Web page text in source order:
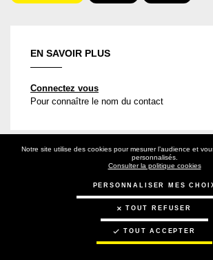
d'intervention
de
EN SAVOIR PLUS
Connectez vous
Pour connaître le nom du contact
RÉFÉRENCES
AVIS
Notre site utilise des cookies pour mesurer l’audience et
personnalisés.
Consulter la politique cookies
PERSONNALISER MES
TOUT REFUSER
TOUT ACCEPTER